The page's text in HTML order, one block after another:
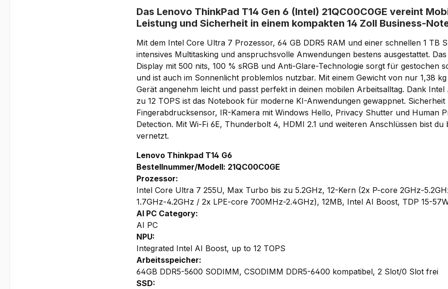
Das Lenovo ThinkPad T14 Gen 6 (Intel) 21QC00C0GE vereint
Leistung und Sicherheit in einem kompakten 14 Zoll Business-
Mit dem Intel Core Ultra 7 Prozessor, 64 GB DDR5 RAM und einer schnellen 1 TB
intensives Multitasking und anspruchsvolle Anwendungen bestens ausgestattet.
Display mit 500 nits, 100 % sRGB und Anti-Glare-Technologie sorgt für gestochen
und ist auch im Sonnenlicht problemlos nutzbar. Mit einem Gewicht von nur 1,38
Gerät angenehm leicht und passt perfekt in deinen mobilen Arbeitsalltag. Dank Intel
zu 12 TOPS ist das Notebook für moderne KI-Anwendungen gewappnet. Sicherheit
Fingerabdrucksensor, IR-Kamera mit Windows Hello, Privacy Shutter und Human
Detection. Mit Wi-Fi 6E, Thunderbolt 4, HDMI 2.1 und weiteren Anschlüssen bist du
vernetzt.
Lenovo Thinkpad T14 G6
Bestellnummer/Modell: 21QC00C0GE
Prozessor:
Intel Core Ultra 7 255U, Max Turbo bis zu 5.2GHz, 12-Kern (2x P-core 2GHz-
1.7GHz-4.2GHz / 2x LPE-core 700MHz-2.4GHz), 12MB, Intel AI Boost, TDP 15-
AI PC Category:
AI PC
NPU:
Integrated Intel AI Boost, up to 12 TOPS
Arbeitsspeicher:
64GB DDR5-5600 SODIMM, CSODIMM DDR5-6400 kompatibel, 2 Slot/0 Slot frei
SSD: